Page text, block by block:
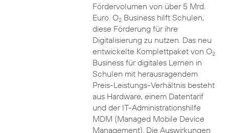
Fördervolumen von über 5 Mrd.
Euro. O2Business hilft Schulen,
diese Förderung für ihre
Digitalisierung zu nutzen. Das neu
entwickelte Komplettpaket von O2
Business für digitales Lernen in
Schulen mit herausragendem
Preis-Leistungs-Verhältnis besteht
aus Hardware, einem Datentarif
und der IT-Administrationshilfe
MDM (Managed Mobile Device
Management). Die Auswirkungen